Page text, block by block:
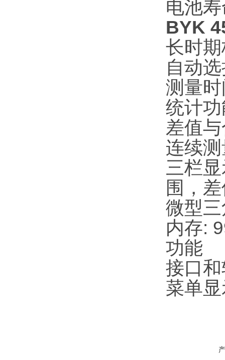
电池
BYK
长时
自动
测量
统计
差值
连续
三栏
围，
微型
内存:
功能
接口
菜单